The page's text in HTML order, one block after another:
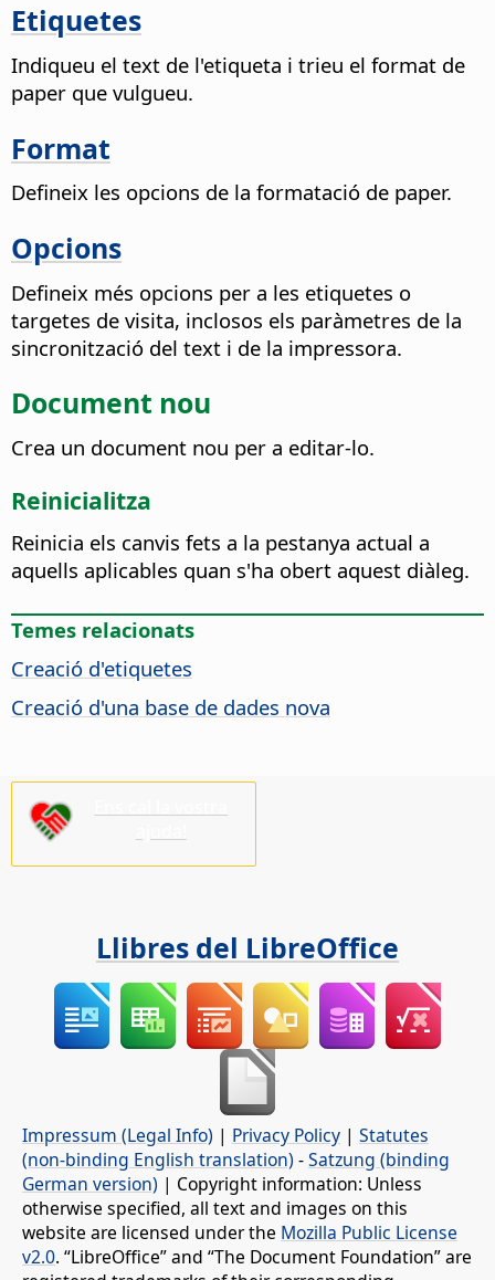
Etiquetes
Indiqueu el text de l'etiqueta i trieu el format de
paper que vulgueu.
Format
Defineix les opcions de la formatació de paper.
Opcions
Defineix més opcions per a les etiquetes o
targetes de visita, inclosos els paràmetres de la
sincronització del text i de la impressora.
Document nou
Crea un document nou per a editar-lo.
Reinicialitza
Reinicia els canvis fets a la pestanya actual a
aquells aplicables quan s'ha obert aquest diàleg.
Temes relacionats
Creació d'etiquetes
Creació d'una base de dades nova
Llibres del LibreOffice
Impressum (Legal Info) | Privacy Policy | Statutes
(non-binding English translation) -Satzung (binding
German version) | Copyright information: Unless
otherwise specified, all text and images on this
website are licensed under the Mozilla Public License
v2.0. “LibreOffice” and “The Document Foundation” are